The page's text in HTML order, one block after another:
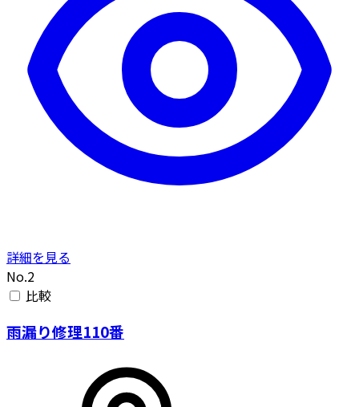
詳細を見る
No.2
比較
雨漏り修理110番